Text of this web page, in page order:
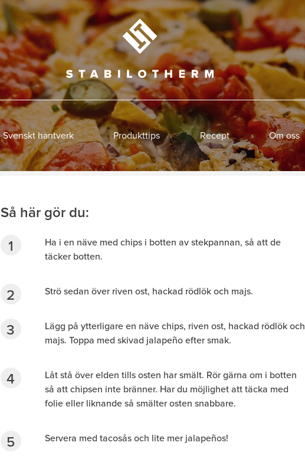
Svenskt hantverk Produkttips Recept Om oss
Så här gör du:
Ha i en näve med chips i botten av stekpannan, så att de
täcker botten.
Strö sedan över riven ost, hackad rödlök och majs.
Lägg på ytterligare en näve chips, riven ost, hackad rödlök och
majs. Toppa med skivad jalapeño efter smak.
Låt stå över elden tills osten har smält. Rör gärna om i botten
så att chipsen inte bränner. Har du möjlighet att täcka med
folie eller liknande så smälter osten snabbare.
Servera med tacosås och lite mer jalapeños!